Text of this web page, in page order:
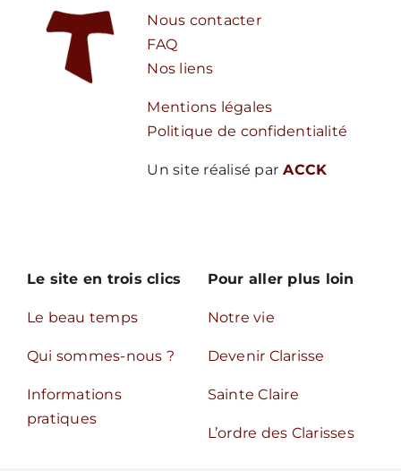
Le site en trois clics
Le beau temps
Qui sommes-nous ?
Informations
pratiques
Pour aller plus loin
Notre vie
Devenir Clarisse
Sainte Claire
L’ordre des Clarisses
Nous contacter
FAQ
Nos liens
Mentions légales
Politique de confidentialité
Un site réalisé par ACCK